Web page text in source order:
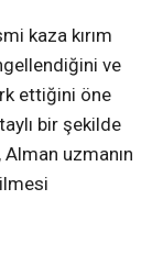
kaza kırım
ve
ettiğini öne
bir şekilde
Alman uzmanın